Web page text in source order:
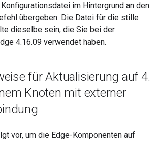
im Hintergrund an den
übergeben. Die Datei für die stille
dieselbe sein, die Sie bei der
4.16.09 verwendet haben.
für Aktualisierung auf 4.
Knoten mit externer
vor, um die Edge-Komponenten auf